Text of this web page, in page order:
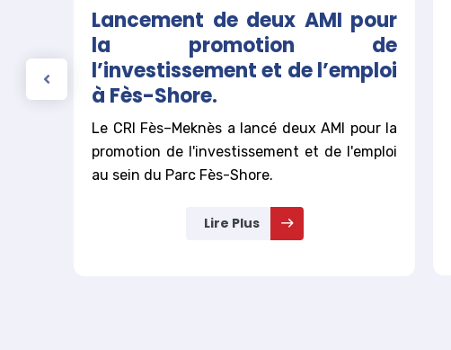
la
Lancement de deux AMI pour
la promotion de
l’investissement et de l’emploi
à Fès-Shore.
Le CRI Fès–Meknès a lancé deux AMI pour la
promotion de l'investissement et de l'emploi
au sein du Parc Fès-Shore.
Lire Plus